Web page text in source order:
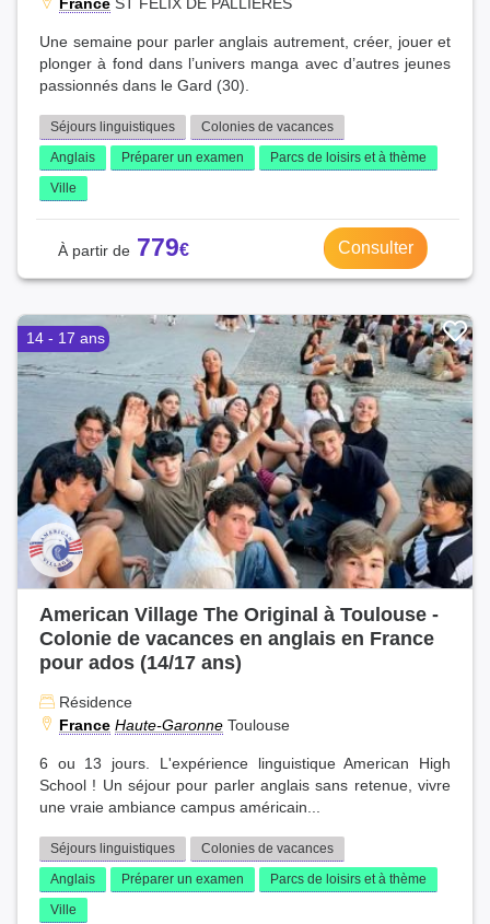
Une semaine pour parler anglais autrement, créer, jouer et
plonger à fond dans l’univers manga avec d’autres jeunes
passionnés dans le Gard (30).
Séjours linguistiques
Colonies de vacances
Anglais
Préparer un examen
Parcs de loisirs et à thème
Ville
779 Consulter
14 - 17 ans
American Village The Original à Toulouse -
Colonie de vacances en anglais en France
pour ados (14/17 ans)
Résidence
France Haute-Garonne Toulouse
6 ou 13 jours. L'expérience linguistique American High
School ! Un séjour pour parler anglais sans retenue, vivre
une vraie ambiance campus américain...
Séjours linguistiques
Colonies de vacances
Anglais
Préparer un examen
Parcs de loisirs et à thème
Ville